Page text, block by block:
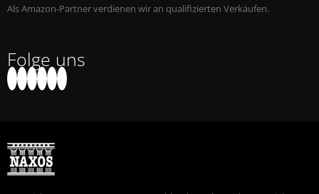
Als Amazon-Partner verdienen wir an qualifizierten Verkäufen.
Folge uns